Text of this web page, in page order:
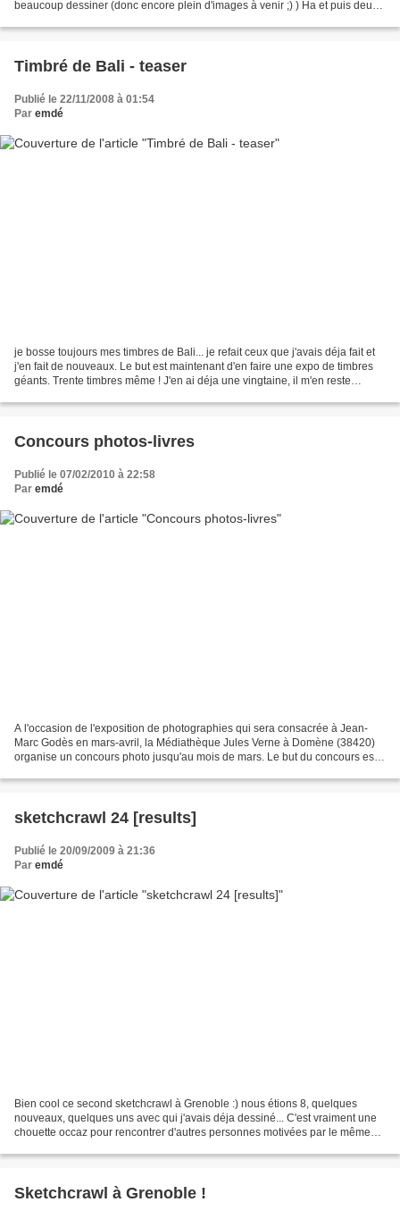
beaucoup dessiner (donc encore plein d'images à venir ;) ) Ha et puis deux
Timbré de Bali - teaser
Publié le 22/11/2008 à 01:54
Par emdé
je bosse toujours mes timbres de Bali... je refait ceux que j'avais déja fait et
j'en fait de nouveaux. Le but est maintenant d'en faire une expo de timbres
géants. Trente timbres même ! J'en ai déja une vingtaine, il m'en reste
Concours photos-livres
Publié le 07/02/2010 à 22:58
Par emdé
A l'occasion de l'exposition de photographies qui sera consacrée à Jean-
Marc Godès en mars-avril, la Médiathèque Jules Verne à Domène (38420)
organise un concours photo jusqu'au mois de mars. Le but du concours est
sketchcrawl 24 [results]
Publié le 20/09/2009 à 21:36
Par emdé
Bien cool ce second sketchcrawl à Grenoble :) nous étions 8, quelques
nouveaux, quelques uns avec qui j'avais déja dessiné... C'est vraiment une
chouette occaz pour rencontrer d'autres personnes motivées par le même
Sketchcrawl à Grenoble !